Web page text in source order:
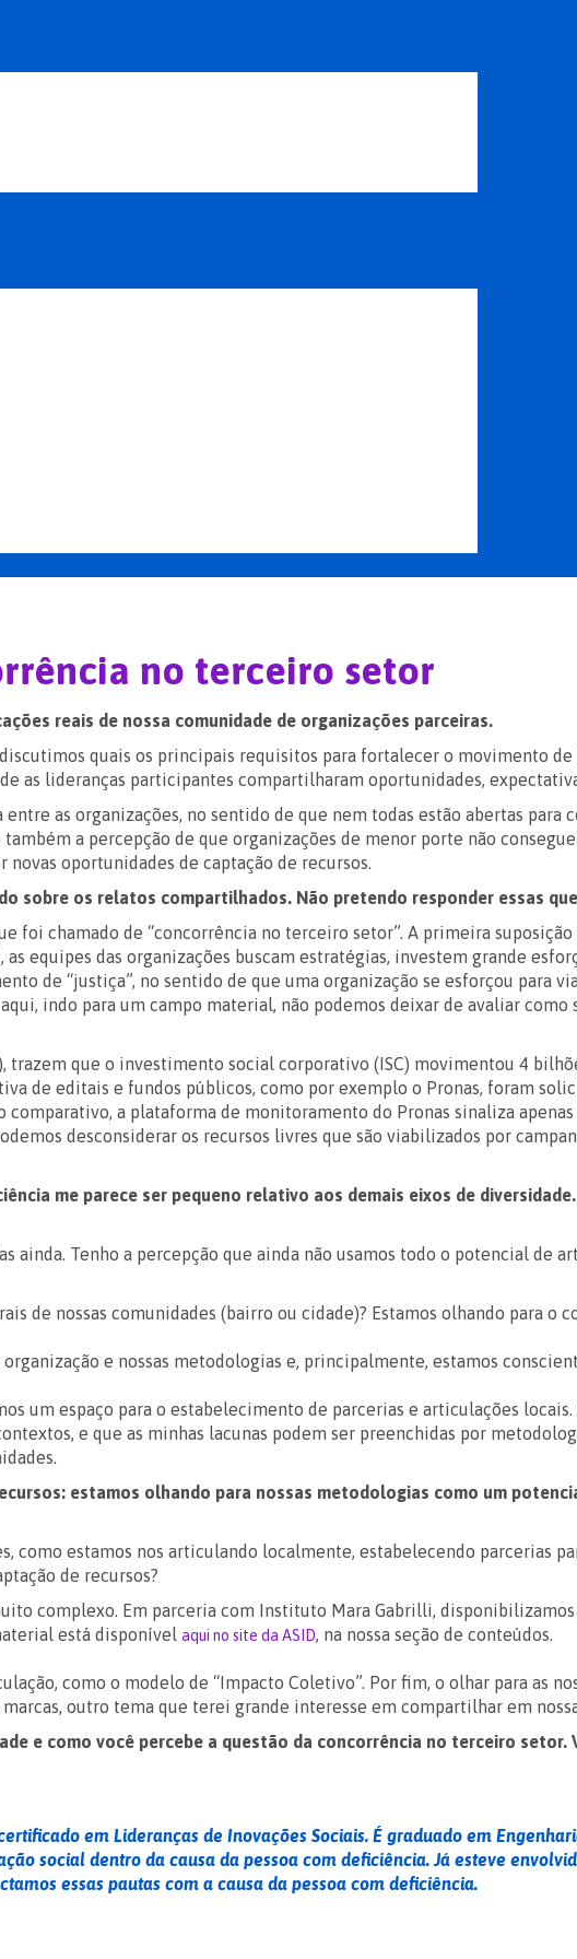
no terceiro setor
reais de nossa comunidade de organizações parceiras.
quais os principais requisitos para fortalecer o movimento
as lideranças participantes compartilharam oportunidades,
as organizações, no sentido de que nem todas estão abertas para
a percepção de que organizações de menor porte não
oportunidades de captação de recursos.
sobre os relatos compartilhados. Não pretendo responder essas
foi chamado de “concorrência no terceiro setor”. A primeira
equipes das organizações buscam estratégias, investem grande
de “justiça”, no sentido de que uma organização se esforçou para
indo para um campo material, não podemos deixar de avaliar
trazem que o investimento social corporativo (ISC) movimentou 4
de editais e fundos públicos, como por exemplo o Pronas, foram
comparativo, a plataforma de monitoramento do Pronas sinaliza
desconsiderar os recursos livres que são viabilizados por
me parece ser pequeno relativo aos demais eixos de
ainda. Tenho a percepção que ainda não usamos todo o potencial de
de nossas comunidades (bairro ou cidade)? Estamos olhando para o
e nossas metodologias e, principalmente, estamos
um espaço para o estabelecimento de parcerias e articulações
e que as minhas lacunas podem ser preenchidas por
estamos olhando para nossas metodologias como um
como estamos nos articulando localmente, estabelecendo parcerias
de recursos?
complexo. Em parceria com Instituto Mara Gabrilli,
está disponível aqui no site da ASID, na nossa seção de conteúdos.
como o modelo de “Impacto Coletivo”. Por fim, o olhar para as
outro tema que terei grande interesse em compartilhar em
e como você percebe a questão da concorrência no terceiro setor.
em Lideranças de Inovações Sociais. É graduado em
social dentro da causa da pessoa com deficiência. Já esteve
essas pautas com a causa da pessoa com deficiência.